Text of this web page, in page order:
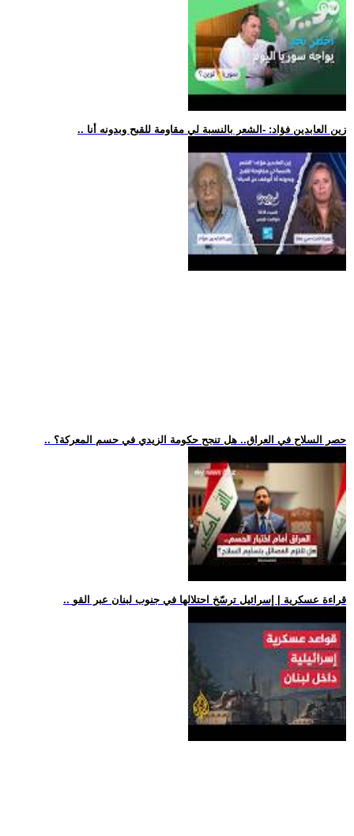
.. زين العابدين فؤاد: -الشعر بالنسبة لي مقاومة للقبح وبدونه أنا
.. حصر السلاح في العراق.. هل تنجح حكومة الزيدي في حسم المعركة؟
.. قراءة عسكرية | إسرائيل ترسّخ احتلالها في جنوب لبنان عبر القو